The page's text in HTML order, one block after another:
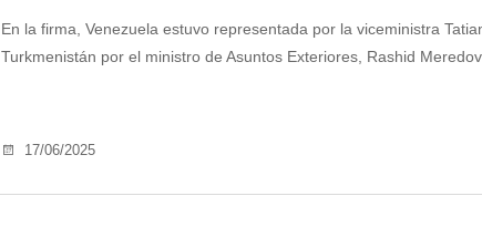
En la firma, Venezuela estuvo representada por la viceministra
Turkmenistán por el ministro de Asuntos Exteriores, Rashid
17/06/2025